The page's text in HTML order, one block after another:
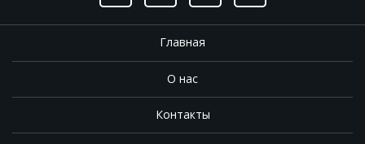
Главная
О нас
Контакты